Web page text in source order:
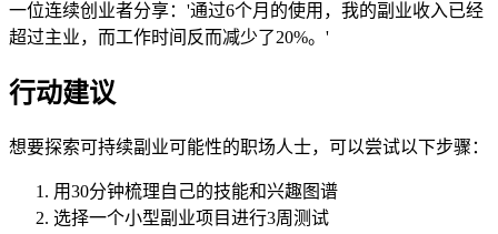
一位连续创业者分享：'通过6个月的使用，我的副业收入已经
超过主业，而工作时间反而减少了20%。'
行动建议
想要探索可持续副业可能性的职场人士，可以尝试以下步骤：
用30分钟梳理自己的技能和兴趣图谱
选择一个小型副业项目进行3周测试